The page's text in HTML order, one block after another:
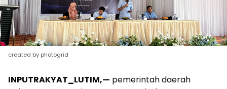
created by photogrid
INPUTRAKYAT_LUTIM,— pemerintah daerah